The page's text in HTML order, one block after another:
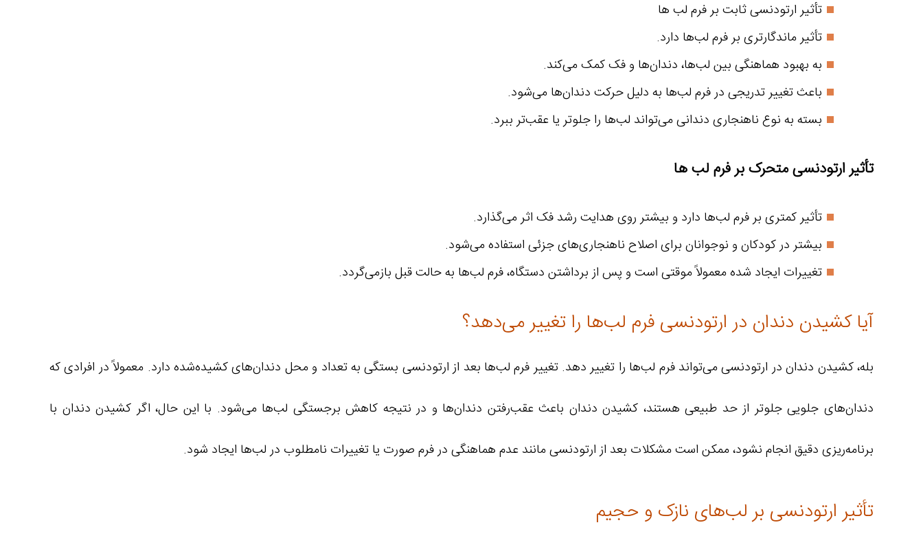
تأثیر ارتودنسی ثابت بر فرم لب ها
تأثیر ماندگارتری بر فرم لب‌ها دارد.
به بهبود هماهنگی بین لب‌ها، دندان‌ها و فک کمک می‌کند.
باعث تغییر تدریجی در فرم لب‌ها به دلیل حرکت دندان‌ها می‌شود.
بسته به نوع ناهنجاری دندانی می‌تواند لب‌ها را جلوتر یا عقب‌تر ببرد.
تأثیر ارتودنسی متحرک بر فرم لب ها
تأثیر کمتری بر فرم لب‌ها دارد و بیشتر روی هدایت رشد فک اثر می‌گذارد.
بیشتر در کودکان و نوجوانان برای اصلاح ناهنجاری‌های جزئی استفاده می‌شود.
تغییرات ایجاد شده معمولاً موقتی است و پس از برداشتن دستگاه، فرم لب‌ها به حالت قبل بازمی‌گردد.
آیا کشیدن دندان در ارتودنسی فرم لب‌ها را تغییر می‌دهد؟
بله، کشیدن دندان در ارتودنسی می‌تواند فرم لب‌ها را تغییر دهد. تغییر فرم لب‌ها بعد از ارتودنسی بستگی به تعداد و محل دندان‌های کشیده‌شده دارد. معمولاً در افرادی که
دندان‌های جلویی جلوتر از حد طبیعی هستند، کشیدن دندان باعث عقب‌رفتن دندان‌ها و در نتیجه کاهش برجستگی لب‌ها می‌شود. با این‌ حال، اگر کشیدن دندان با
برنامه‌ریزی دقیق انجام نشود، ممکن است مشکلات بعد از ارتودنسی مانند عدم هماهنگی در فرم صورت یا تغییرات نامطلوب در لب‌ها ایجاد شود.
تأثیر ارتودنسی بر لب‌های نازک و حجیم